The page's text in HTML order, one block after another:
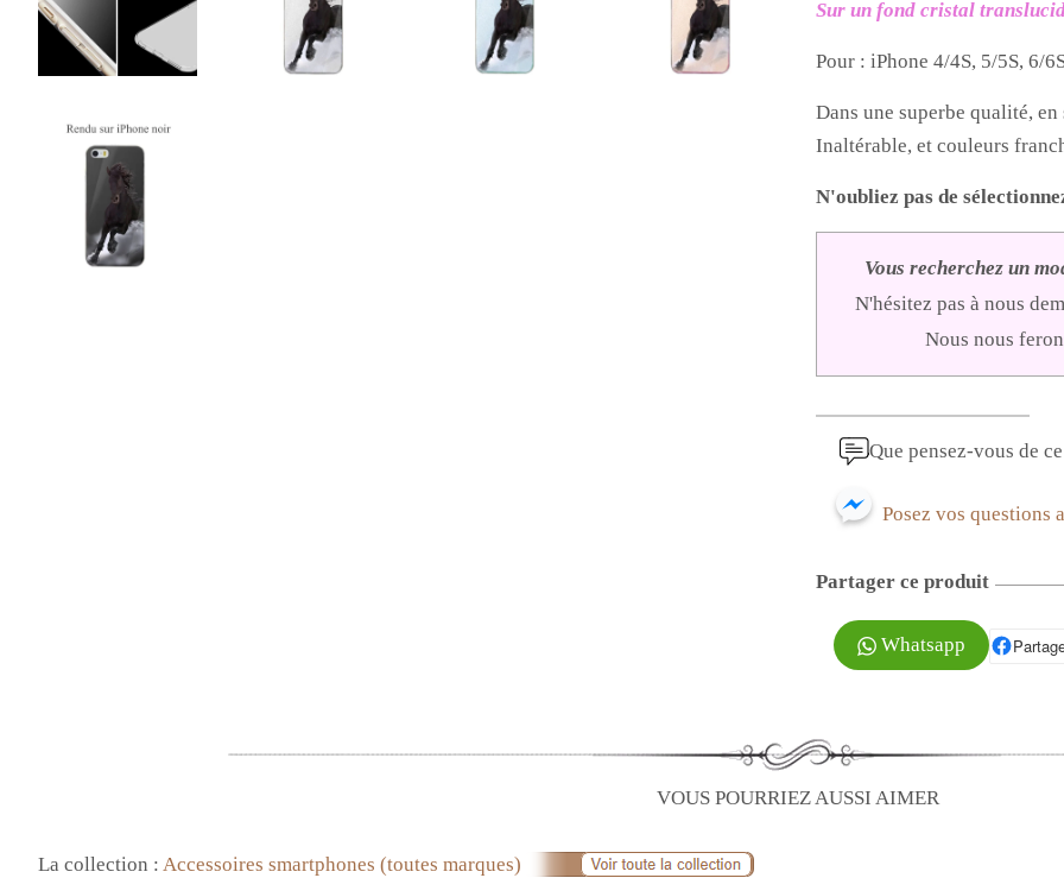
Sur un fond cristal
Pour : iPhone 4/4S, 5/5S, 6/
Dans une superbe qualité,
Inaltérable, et couleurs
N'oubliez pas de
Vous recherchez un
N'hésitez pas à nous
Nous nous
Que pensez-vous de
Posez vos questions
Partager ce produit
Whatsapp
VOUS POURRIEZ AUSSI AIMER
La collection : Accessoires smartphones (toutes marques)